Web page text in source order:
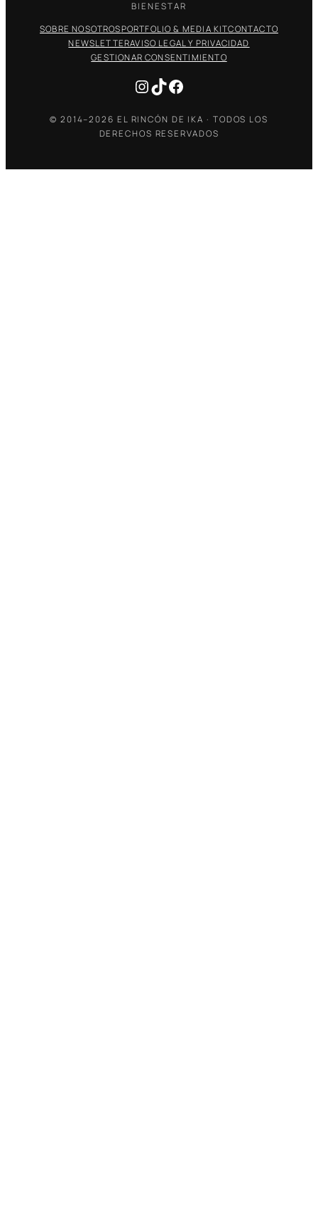
BIENESTAR
SOBRE NOSOTROSPORTFOLIO & MEDIA KITCONTACTO
NEWSLETTERAVISO LEGAL Y PRIVACIDAD
GESTIONAR CONSENTIMIENTO
Instagram
TikTokFacebook
© 2014–2026 EL RINCÓN DE IKA · TODOS LOS
DERECHOS RESERVADOS